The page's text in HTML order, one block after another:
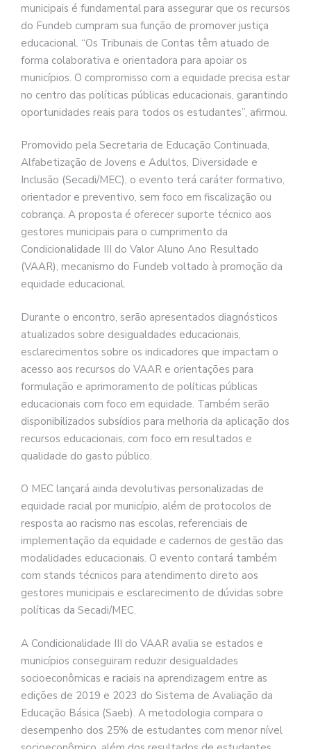
municipais é fundamental para assegurar que os recursos
do Fundeb cumpram sua função de promover justiça
educacional. “Os Tribunais de Contas têm atuado de
forma colaborativa e orientadora para apoiar os
municípios. O compromisso com a equidade precisa estar
no centro das políticas públicas educacionais, garantindo
oportunidades reais para todos os estudantes”, afirmou.
Promovido pela Secretaria de Educação Continuada,
Alfabetização de Jovens e Adultos, Diversidade e
Inclusão (Secadi/MEC), o evento terá caráter formativo,
orientador e preventivo, sem foco em fiscalização ou
cobrança. A proposta é oferecer suporte técnico aos
gestores municipais para o cumprimento da
Condicionalidade III do Valor Aluno Ano Resultado
(VAAR), mecanismo do Fundeb voltado à promoção da
equidade educacional.
Durante o encontro, serão apresentados diagnósticos
atualizados sobre desigualdades educacionais,
esclarecimentos sobre os indicadores que impactam o
acesso aos recursos do VAAR e orientações para
formulação e aprimoramento de políticas públicas
educacionais com foco em equidade. Também serão
disponibilizados subsídios para melhoria da aplicação dos
recursos educacionais, com foco em resultados e
qualidade do gasto público.
O MEC lançará ainda devolutivas personalizadas de
equidade racial por município, além de protocolos de
resposta ao racismo nas escolas, referenciais de
implementação da equidade e cadernos de gestão das
modalidades educacionais. O evento contará também
com stands técnicos para atendimento direto aos
gestores municipais e esclarecimento de dúvidas sobre
políticas da Secadi/MEC.
A Condicionalidade III do VAAR avalia se estados e
municípios conseguiram reduzir desigualdades
socioeconômicas e raciais na aprendizagem entre as
edições de 2019 e 2023 do Sistema de Avaliação da
Educação Básica (Saeb). A metodologia compara o
desempenho dos 25% de estudantes com menor nível